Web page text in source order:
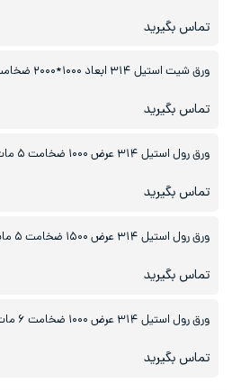
تماس بگیرید
ورق شیت استیل ۳۱۴ ابعاد ۱۰۰۰*۲۰۰۰ ضخامت ۵ مات No.۱
تماس بگیرید
ورق رول استیل ۳۱۴ عرض ۱۰۰۰ ضخامت ۵ مات No.۱
تماس بگیرید
ورق رول استیل ۳۱۴ عرض ۱۵۰۰ ضخامت ۵ مات No.۱
تماس بگیرید
ورق رول استیل ۳۱۴ عرض ۱۰۰۰ ضخامت ۶ مات No.۱
تماس بگیرید